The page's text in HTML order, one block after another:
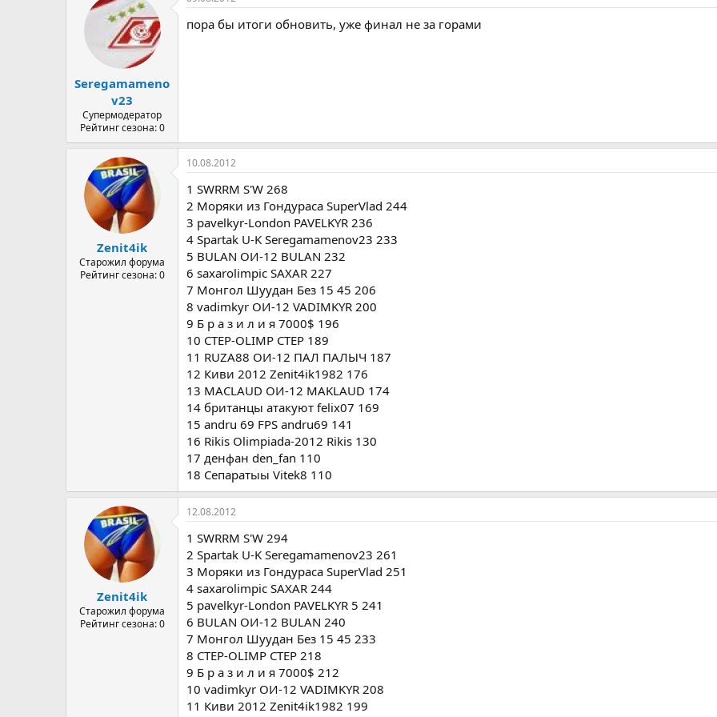
Seregamameno
v23
Супермодератор
Рейтинг сезона: 0
пора бы итоги обновить, уже финал не за горами
Zenit4ik
Старожил форума
Рейтинг сезона: 0
10.08.2012
1 SWRRM S'W 268
2 Моряки из Гондураса SuperVlad 244
3 pavelkyr-London PAVELKYR 236
4 Spartak U-K Seregamamenov23 233
5 BULAN ОИ-12 BULAN 232
6 saxarolimpic SAXAR 227
7 Монгол Шуудан Без 15 45 206
8 vadimkyr ОИ-12 VADIMKYR 200
9 Б р а з и л и я 7000$ 196
10 CTEP-OLIMP CTEP 189
11 RUZA88 ОИ-12 ПАЛ ПАЛЫЧ 187
12 Киви 2012 Zenit4ik1982 176
13 MACLAUD ОИ-12 MAKLAUD 174
14 британцы атакуют felix07 169
15 andru 69 FPS andru69 141
16 Rikis Olimpiada-2012 Rikis 130
17 денфан den_fan 110
18 Сепаратыы Vitek8 110
Zenit4ik
Старожил форума
Рейтинг сезона: 0
12.08.2012
1 SWRRM S'W 294
2 Spartak U-K Seregamamenov23 261
3 Моряки из Гондураса SuperVlad 251
4 saxarolimpic SAXAR 244
5 pavelkyr-London PAVELKYR 5 241
6 BULAN ОИ-12 BULAN 240
7 Монгол Шуудан Без 15 45 233
8 CTEP-OLIMP CTEP 218
9 Б р а з и л и я 7000$ 212
10 vadimkyr ОИ-12 VADIMKYR 208
11 Киви 2012 Zenit4ik1982 199